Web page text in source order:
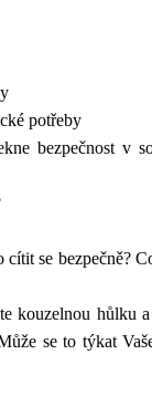
potřeby
bezpečnost v
se bezpečně?
kouzelnou hůlku
se to týkat